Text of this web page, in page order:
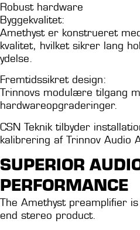
Robust hardware
Byggekvalitet:
Amethyst er konstrueret
kvalitet, hvilket sikrer lang
ydelse.
Fremtidssikret design:
Trinnovs modulære tilgang
hardwareopgraderinger.
CSN Teknik tilbyder
kalibrering af Trinnov Audio
SUPERIOR
PERFORMANCE
The Amethyst preamplifier is
end stereo product.